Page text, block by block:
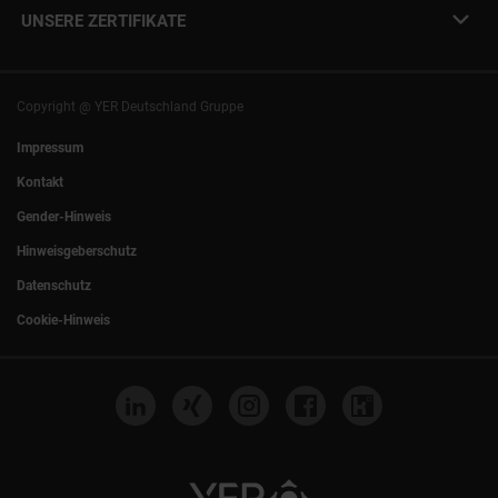
Presse
+49 (0)89 540210-0
Rostock| Berlin
UNSERE ZERTIFIKATE
Copyright @ YER Deutschland Gruppe
Impressum
Kontakt
Gender-Hinweis
Hinweisgeberschutz
Datenschutz
Cookie-Hinweis